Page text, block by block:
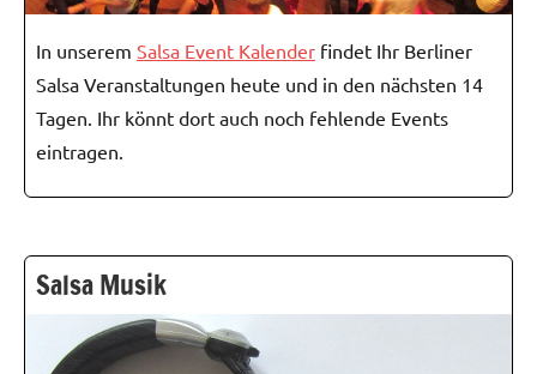
In unserem Salsa Event Kalender findet Ihr Berliner
Salsa Veranstaltungen heute und in den nächsten 14
Tagen. Ihr könnt dort auch noch fehlende Events
eintragen.
Salsa Musik